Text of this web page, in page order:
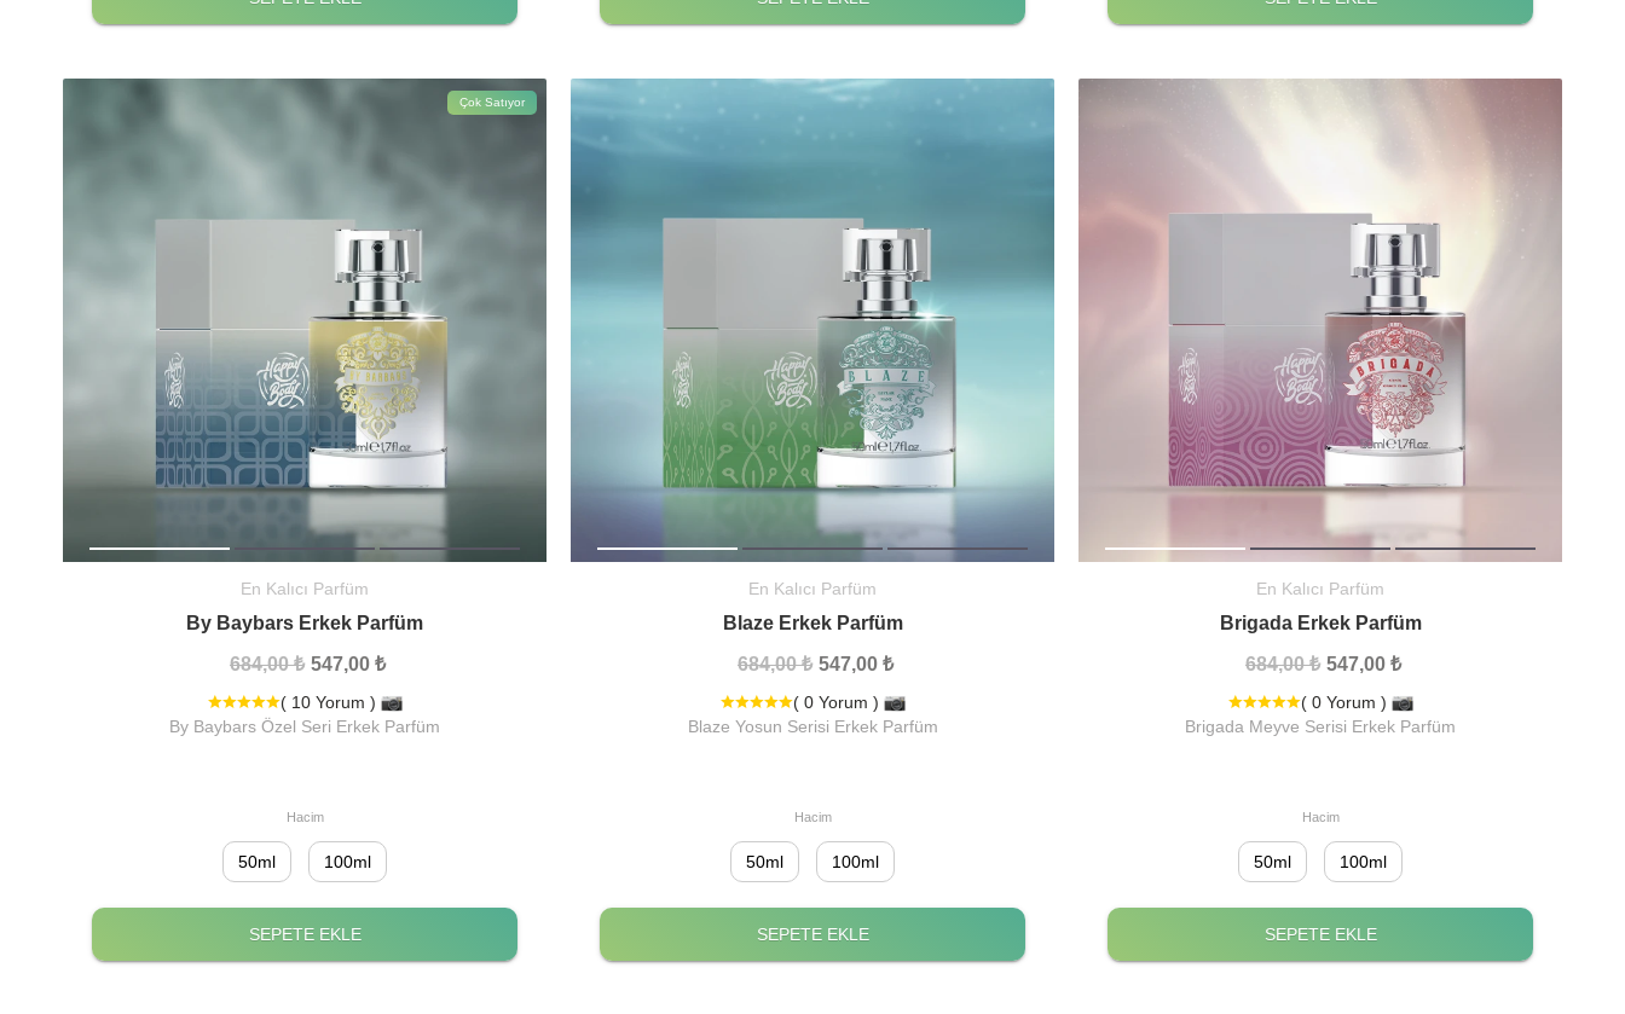
Çok Satıyor
En Kalıcı Parfüm
By Baybars Erkek Parfüm
684,00 ₺ 547,00 ₺
( 10 Yorum )
By Baybars Özel Seri Erkek Parfüm
Hacim
50ml 100ml
SEPETE EKLE
En Kalıcı Parfüm
Blaze Erkek Parfüm
684,00 ₺ 547,00 ₺
( 0 Yorum )
Blaze Yosun Serisi Erkek Parfüm
Hacim
50ml 100ml
SEPETE EKLE
En Kalıcı Parfüm
Brigada Erkek Parfüm
684,00 ₺ 547,00 ₺
( 0 Yorum )
Brigada Meyve Serisi Erkek Parfüm
Hacim
50ml 100ml
SEPETE EKLE